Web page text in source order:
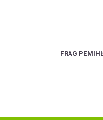
FRAG